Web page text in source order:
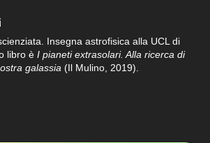
Insegna astrofisica alla UCL di
libro èI pianeti extrasolari. Alla ricerca di
galassia (Il Mulino, 2019).